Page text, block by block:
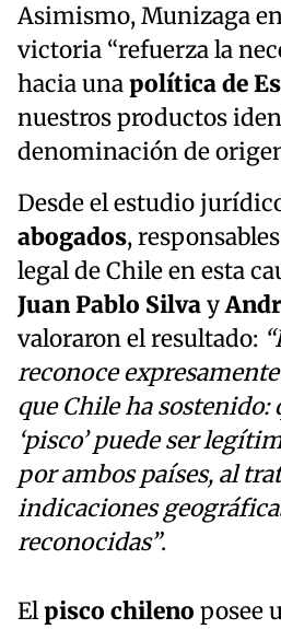
Asimismo, Munizaga
victoria “refuerza la
hacia unapolítica de
nuestros productos
denominación de
Desde el estudio
abogados,
legal de Chile en esta
Juan Pablo Silvay
valoraron el resultado:
reconoce
que Chile ha sostenido:
‘pisco’ puede ser
por ambos países, al
indicaciones
reconocidas”.
Elpisco chileno posee